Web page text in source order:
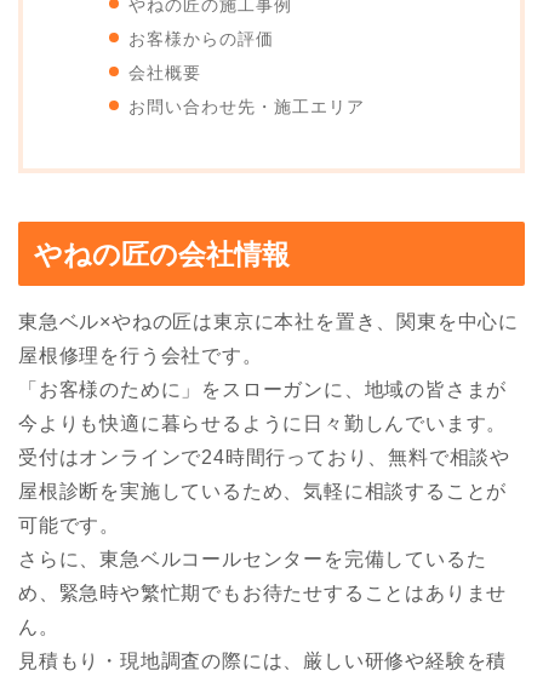
やねの匠の施工事例
お客様からの評価
会社概要
お問い合わせ先・施工エリア
やねの匠の会社情報
東急ベル×やねの匠は東京に本社を置き、関東を中心に
屋根修理を行う会社です。
「お客様のために」をスローガンに、地域の皆さまが
今よりも快適に暮らせるように日々勤しんでいます。
受付はオンラインで24時間行っており、無料で相談や
屋根診断を実施しているため、気軽に相談することが
可能です。
さらに、東急ベルコールセンターを完備しているた
め、緊急時や繁忙期でもお待たせすることはありませ
ん。
見積もり・現地調査の際には、厳しい研修や経験を積